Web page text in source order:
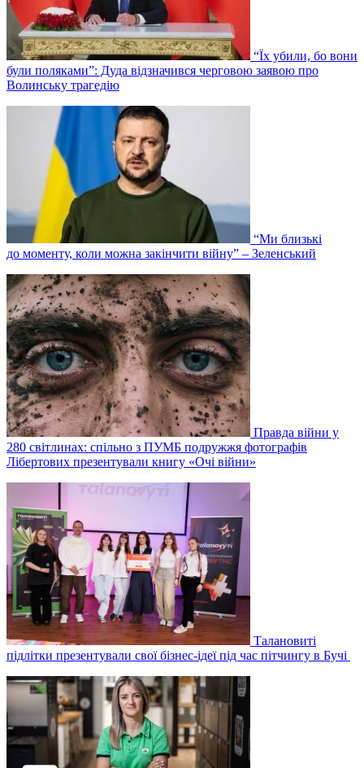
“Їх убили, бо вони
були поляками”: Дуда відзначився черговою заявою про
Волинську трагедію
“Ми близькі
до моменту, коли можна закінчити війну” – Зеленський
Правда війни у
280 світлинах: спільно з ПУМБ подружжя фотографів
Лібертових презентували книгу «Очі війни»
Талановиті
підлітки презентували свої бізнес-ідеї під час пітчингу в Бучі